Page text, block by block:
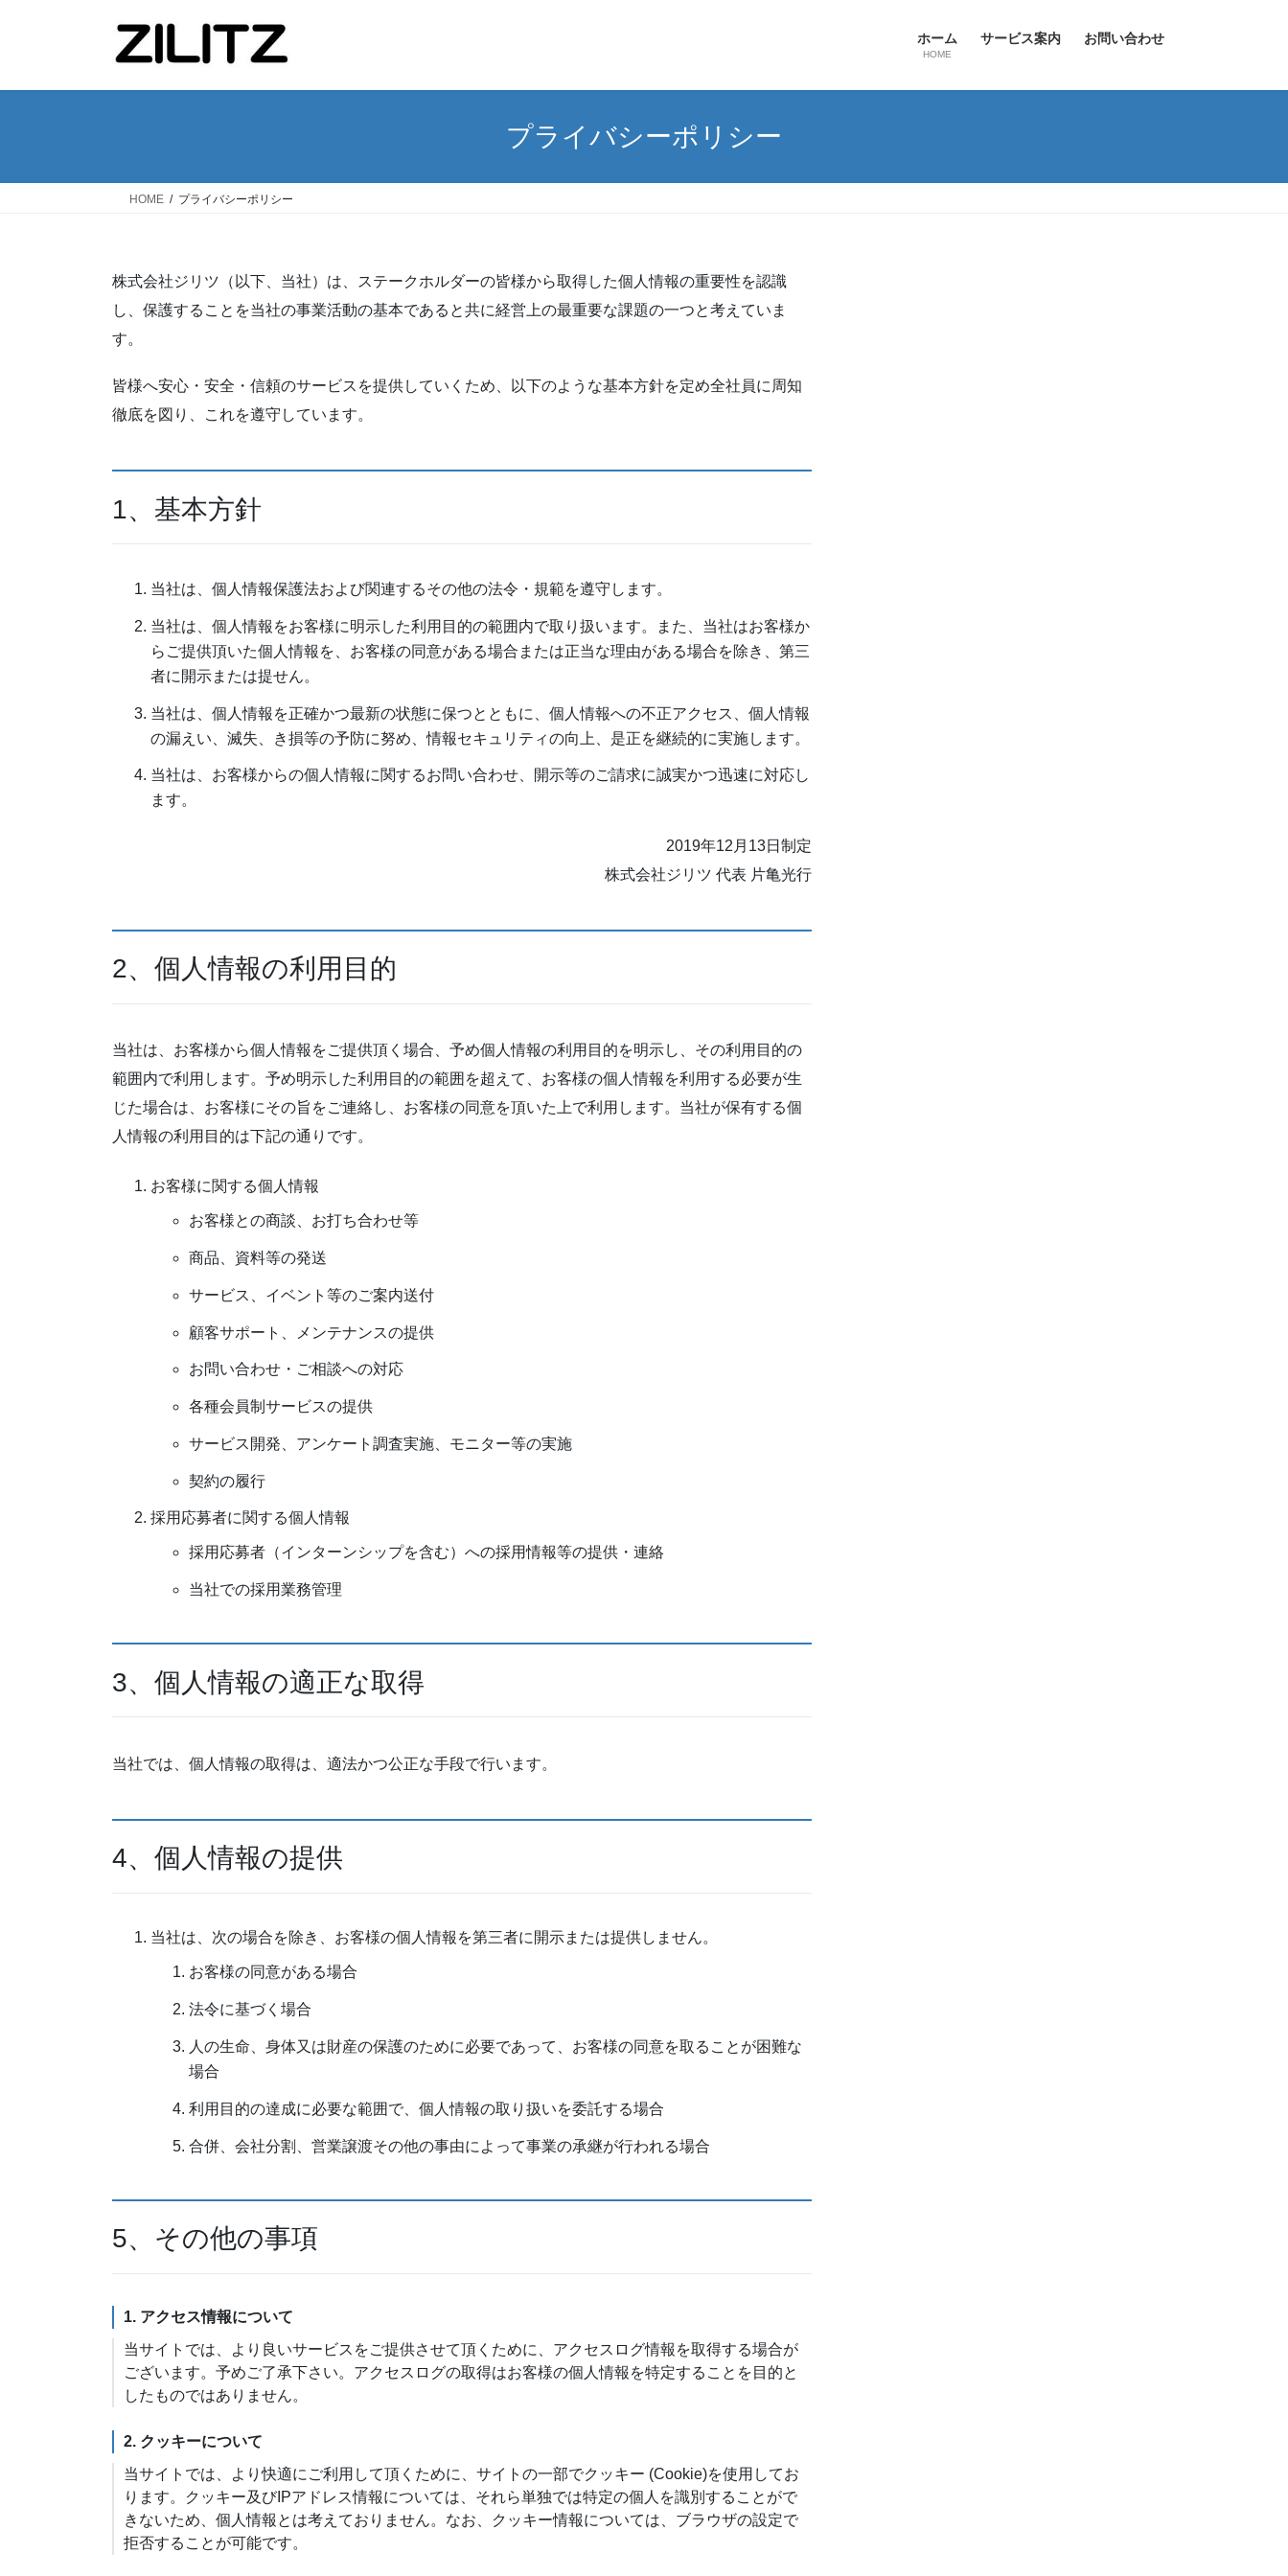
ホーム
HOME
サービス案内 お問い合わせ
プライバシーポリシー
HOME プライバシーポリシー
株式会社ジリツ（以下、当社）は、ステークホルダーの皆様から取得した個人情報の重要性を認識
し、保護することを当社の事業活動の基本であると共に経営上の最重要な課題の一つと考えていま
す。
皆様へ安心・安全・信頼のサービスを提供していくため、以下のような基本方針を定め全社員に周知
徹底を図り、これを遵守しています。
1、基本方針
当社は、個人情報保護法および関連するその他の法令・規範を遵守します。
当社は、個人情報をお客様に明示した利用目的の範囲内で取り扱います。また、当社はお客様か
らご提供頂いた個人情報を、お客様の同意がある場合または正当な理由がある場合を除き、第三
者に開示または提せん。
当社は、個人情報を正確かつ最新の状態に保つとともに、個人情報への不正アクセス、個人情報
の漏えい、滅失、き損等の予防に努め、情報セキュリティの向上、是正を継続的に実施します。
当社は、お客様からの個人情報に関するお問い合わせ、開示等のご請求に誠実かつ迅速に対応し
ます。
2019年12月13日制定
株式会社ジリツ 代表 片亀光行
2、個人情報の利用目的
当社は、お客様から個人情報をご提供頂く場合、予め個人情報の利用目的を明示し、その利用目的の
範囲内で利用します。予め明示した利用目的の範囲を超えて、お客様の個人情報を利用する必要が生
じた場合は、お客様にその旨をご連絡し、お客様の同意を頂いた上で利用します。当社が保有する個
人情報の利用目的は下記の通りです。
お客様に関する個人情報
お客様との商談、お打ち合わせ等
商品、資料等の発送
サービス、イベント等のご案内送付
顧客サポート、メンテナンスの提供
お問い合わせ・ご相談への対応
各種会員制サービスの提供
サービス開発、アンケート調査実施、モニター等の実施
契約の履行
採用応募者に関する個人情報
採用応募者（インターンシップを含む）への採用情報等の提供・連絡
当社での採用業務管理
3、個人情報の適正な取得
当社では、個人情報の取得は、適法かつ公正な手段で行います。
4、個人情報の提供
当社は、次の場合を除き、お客様の個人情報を第三者に開示または提供しません。
お客様の同意がある場合
法令に基づく場合
人の生命、身体又は財産の保護のために必要であって、お客様の同意を取ることが困難な
場合
利用目的の達成に必要な範囲で、個人情報の取り扱いを委託する場合
合併、会社分割、営業譲渡その他の事由によって事業の承継が行われる場合
5、その他の事項
1. アクセス情報について
当サイトでは、より良いサービスをご提供させて頂くために、アクセスログ情報を取得する場合が
ございます。予めご了承下さい。アクセスログの取得はお客様の個人情報を特定することを目的と
したものではありません。
2. クッキーについて
当サイトでは、より快適にご利用して頂くために、サイトの一部でクッキー (Cookie)を使用してお
ります。クッキー及びIPアドレス情報については、それら単独では特定の個人を識別することがで
きないため、個人情報とは考えておりません。なお、クッキー情報については、ブラウザの設定で
拒否することが可能です。